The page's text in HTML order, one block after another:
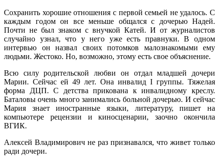
Сохранить хорошие отношения с первой семьей не удалось. С
каждым годом он все меньше общался с дочерью Надей.
Почти не был знаком с внучкой Катей. И от журналистов
случайно узнал, что у него уже есть правнуки. В одном
интервью он назвал своих потомков малознакомыми ему
людьми. Жестоко. Но, возможно, этому есть свое объяснение.
Всю силу родительской любви он отдал младшей дочери
Марии. Сейчас ей 49 лет. Она инвалид I группы. Тяжелая
форма ДЦП. С детства прикована к инвалидному креслу.
Баталовы очень много занимались больной дочерью. И сейчас
Мария знает иностранные языки, литературу, пишет на
компьютере рецензии и кино­сценарии, заочно окончила
ВГИК.
Алексей Владимирович не раз признавался, что живет только
ради дочери.